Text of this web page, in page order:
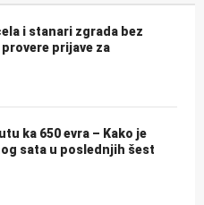
i stanari zgrada bez
prijave za
ka 650 evra – Kako je
sata u poslednjih šest